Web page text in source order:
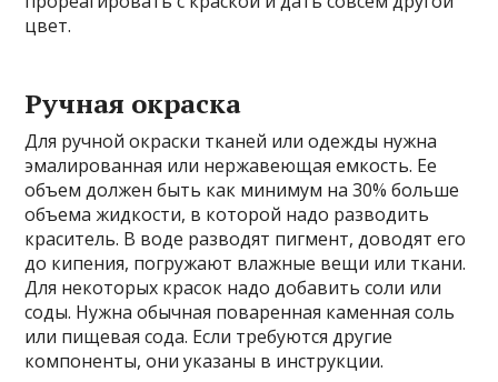
цвет.
Ручная окраска
Для ручной окраски тканей или одежды нужна
эмалированная или нержавеющая емкость. Ее
объем должен быть как минимум на 30% больше
объема жидкости, в которой надо разводить
краситель. В воде разводят пигмент, доводят его
до кипения, погружают влажные вещи или ткани.
Для некоторых красок надо добавить соли или
соды. Нужна обычная поваренная каменная соль
или пищевая сода. Если требуются другие
компоненты, они указаны в инструкции.